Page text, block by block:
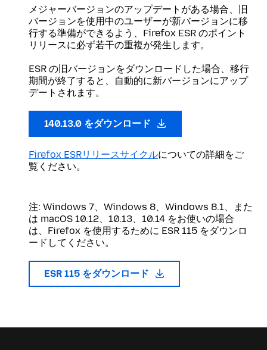
メジャーバージョンのアップデートがある場合、旧
バージョンを使用中のユーザーが新バージョンに移
行する準備ができるよう、Firefox ESR のポイント
リリースに必ず若干の重複が発生します。
ESR の旧バージョンをダウンロードした場合、移行
期間が終了すると、自動的に新バージョンにアップ
デートされます。
140.13.0 をダウンロード
Firefox ESRリリースサイクルについての詳細をご
覧ください。
注: Windows 7、Windows 8、Windows 8.1、また
は macOS 10.12、10.13、10.14 をお使いの場合
は、Firefox を使用するために ESR 115 をダウンロ
ードしてください。
ESR 115 をダウンロード